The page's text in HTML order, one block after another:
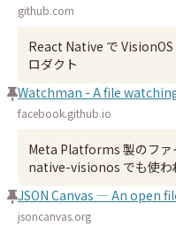
github.com
React Native で
ロダクト
Watchman - A file
facebook.github.io
Meta Platforms 製のフ
native-visionos でも使わ
JSON Canvas — An open
jsoncanvas.org